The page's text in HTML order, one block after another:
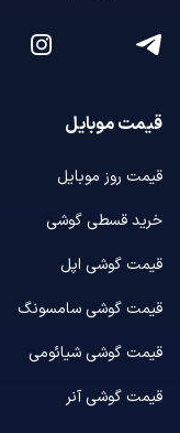
قیمت موبایل
قیمت روز موبایل
خرید قسطی گوشی
قیمت گوشی اپل
قیمت گوشی سامسونگ
قیمت گوشی شیائومی
قیمت گوشی آنر